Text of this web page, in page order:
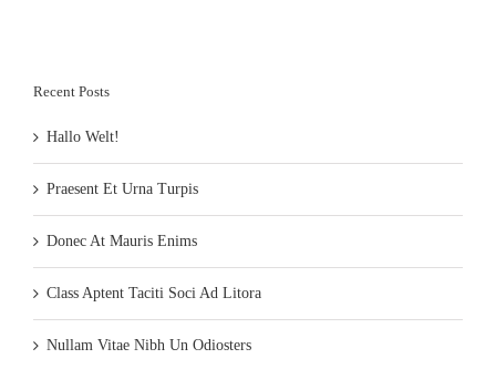
Recent Posts
Hallo Welt!
Praesent Et Urna Turpis
Donec At Mauris Enims
Class Aptent Taciti Soci Ad Litora
Nullam Vitae Nibh Un Odiosters